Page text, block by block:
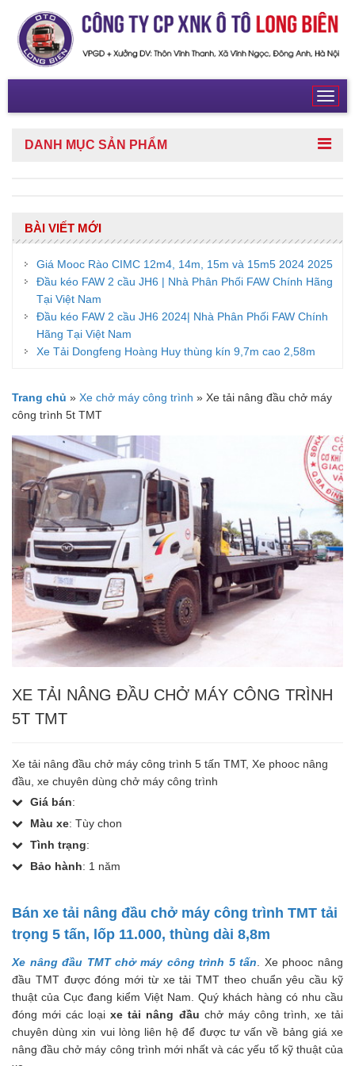
DANH MỤC SẢN PHẨM
BÀI VIẾT MỚI
Giá Mooc Rào CIMC 12m4, 14m, 15m và 15m5 2024 2025
Đầu kéo FAW 2 cầu JH6 | Nhà Phân Phối FAW Chính Hãng
Tại Việt Nam
Đầu kéo FAW 2 cầu JH6 2024| Nhà Phân Phối FAW Chính
Hãng Tại Việt Nam
Xe Tải Dongfeng Hoàng Huy thùng kín 9,7m cao 2,58m
Trang chủ » Xe chở máy công trình » Xe tải nâng đầu chở máy
công trình 5t TMT
XE TẢI NÂNG ĐẦU CHỞ MÁY CÔNG TRÌNH
5T TMT
Xe tải nâng đầu chở máy công trình 5 tấn TMT, Xe phooc nâng
đầu, xe chuyên dùng chở máy công trình
Giá bán:
Màu xe: Tùy chon
Tình trạng:
Bảo hành: 1 năm
Bán xe tải nâng đầu chở máy công trình TMT tải
trọng 5 tấn, lốp 11.000, thùng dài 8,8m
Xe nâng đầu TMT chở máy công trình 5 tấn. Xe phooc nâng
đầu TMT được đóng mới từ xe tải TMT theo chuẩn yêu cầu kỹ
thuật của Cục đang kiểm Việt Nam. Quý khách hàng có nhu cầu
đóng mới các loạixe tải nâng đầu chở máy công trình, xe tải
chuyên dùng xin vui lòng liên hệ để được tư vấn về bảng giá xe
nâng đầu chở máy công trình mới nhất và các yếu tố kỹ thuật của